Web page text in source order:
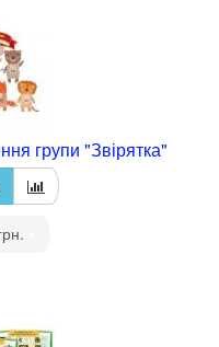
групи "Звірятка"